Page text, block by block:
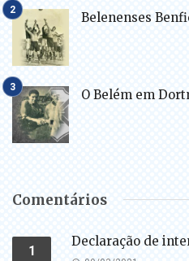
Belenenses
O Belém em
Comentários
1
Declaração de